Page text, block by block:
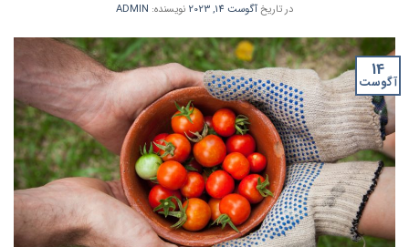
در تاریخآگوست 14, 2023 نویسنده: ADMIN
14
آگوست